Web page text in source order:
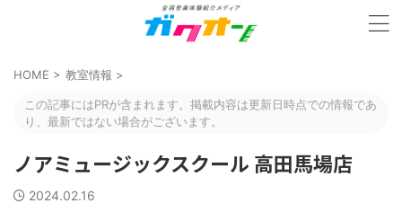
HOME > 教室情報 >
この記事にはPRが含まれます。掲載内容は更新日時点での情報であ
り、最新ではない場合がございます。
ノアミュージックスクール 高田馬場店
2024.02.16